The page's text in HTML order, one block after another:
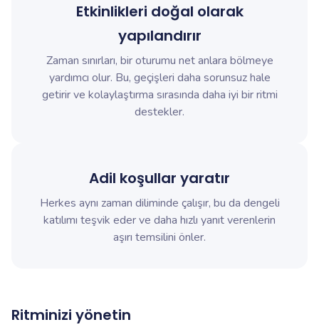
Etkinlikleri doğal olarak
yapılandırır
Zaman sınırları, bir oturumu net anlara bölmeye
yardımcı olur. Bu, geçişleri daha sorunsuz hale
getirir ve kolaylaştırma sırasında daha iyi bir ritmi
destekler.
Adil koşullar yaratır
Herkes aynı zaman diliminde çalışır, bu da dengeli
katılımı teşvik eder ve daha hızlı yanıt verenlerin
aşırı temsilini önler.
Ritminizi yönetin